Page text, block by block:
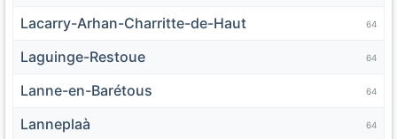
Lacarry-Arhan-Charritte-de-Haut 64
Laguinge-Restoue 64
Lanne-en-Barétous 64
Lanneplaà 64